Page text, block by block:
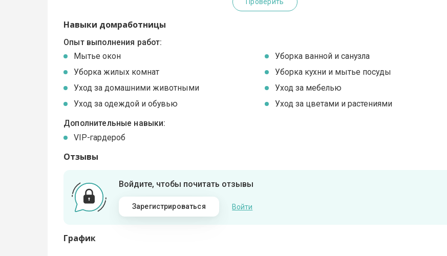
Проверить
Навыки домработницы
Опыт выполнения работ:
Мытье окон
Уборка ванной и санузла
Уборка жилых комнат
Уборка кухни и мытье посуды
Уход за домашними животными
Уход за мебелью
Уход за одеждой и обувью
Уход за цветами и растениями
Дополнительные навыки:
VIP-гардероб
Отзывы
Войдите, чтобы почитать отзывы
Зарегистрироваться Войти
График